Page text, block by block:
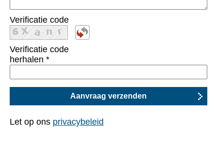
Verificatie code
Verificatie code
herhalen *
Let op ons privacybeleid